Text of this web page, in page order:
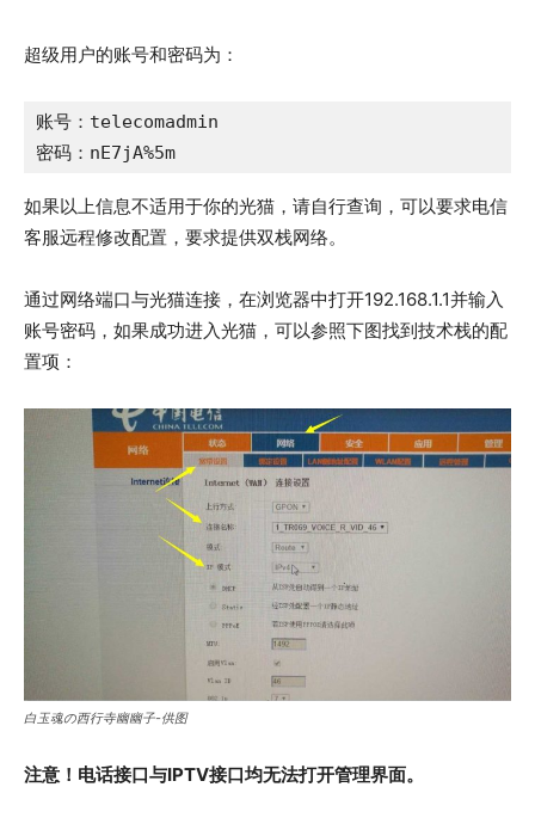
超级用户的账号和密码为：
账号：telecomadmin
密码：nE7jA%5m
如果以上信息不适用于你的光猫，请自行查询，可以要求电信
客服远程修改配置，要求提供双栈网络。
通过网络端口与光猫连接，在浏览器中打开192.168.1.1并输入
账号密码，如果成功进入光猫，可以参照下图找到技术栈的配
置项：
白玉魂の西行寺幽幽子-供图
注意！电话接口与IPTV接口均无法打开管理界面。